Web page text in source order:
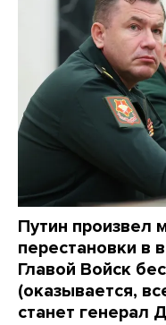
Путин произвел
перестановки в
Главой Войск
(оказывается,
станет генерал